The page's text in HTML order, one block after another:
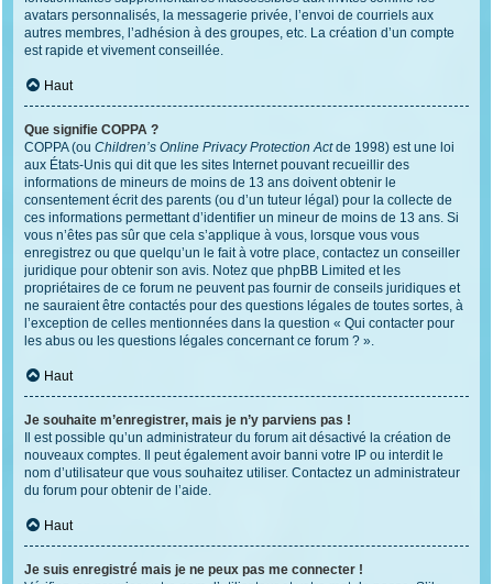
avatars personnalisés, la messagerie privée, l’envoi de courriels aux
autres membres, l’adhésion à des groupes, etc. La création d’un compte
est rapide et vivement conseillée.
Haut
Que signifie COPPA ?
COPPA (ou Children’s Online Privacy Protection Actde 1998) est une loi
aux États-Unis qui dit que les sites Internet pouvant recueillir des
informations de mineurs de moins de 13 ans doivent obtenir le
consentement écrit des parents (ou d’un tuteur légal) pour la collecte de
ces informations permettant d’identifier un mineur de moins de 13 ans. Si
vous n’êtes pas sûr que cela s’applique à vous, lorsque vous vous
enregistrez ou que quelqu’un le fait à votre place, contactez un conseiller
juridique pour obtenir son avis. Notez que phpBB Limited et les
propriétaires de ce forum ne peuvent pas fournir de conseils juridiques et
ne sauraient être contactés pour des questions légales de toutes sortes, à
l’exception de celles mentionnées dans la question « Qui contacter pour
les abus ou les questions légales concernant ce forum ? ».
Haut
Je souhaite m’enregistrer, mais je n’y parviens pas !
Il est possible qu’un administrateur du forum ait désactivé la création de
nouveaux comptes. Il peut également avoir banni votre IP ou interdit le
nom d’utilisateur que vous souhaitez utiliser. Contactez un administrateur
du forum pour obtenir de l’aide.
Haut
Je suis enregistré mais je ne peux pas me connecter !